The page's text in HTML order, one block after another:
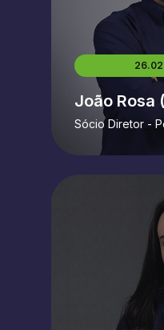
João Rosa
Sócio Diretor -